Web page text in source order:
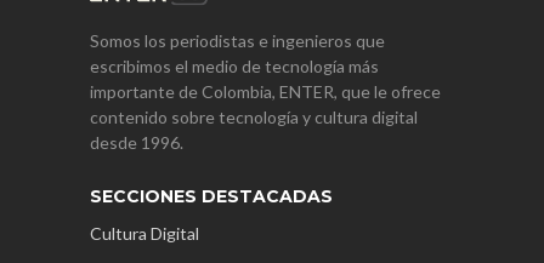
Somos los periodistas e ingenieros que
escribimos el medio de tecnología más
importante de Colombia, ENTER, que le ofrece
contenido sobre tecnología y cultura digital
desde 1996.
SECCIONES DESTACADAS
Cultura Digital